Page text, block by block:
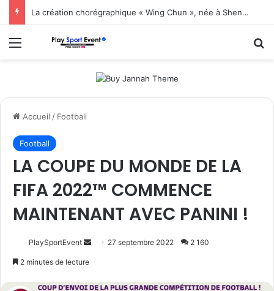
La création chorégraphique « Wing Chun », née à Shenzhen, fait ses débuts en Corée du Sud
Menu
Accueil / Football
Football
LA COUPE DU MONDE DE LA
FIFA 2022™ COMMENCE
MAINTENANT AVEC PANINI !
PlaySportEvent
Envoyer27 septembre 2022 2 160
2 minutes de lecture